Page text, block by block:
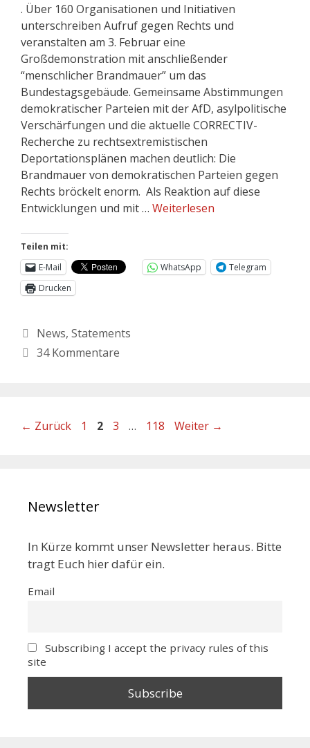
. Über 160 Organisationen und Initiativen
unterschreiben Aufruf gegen Rechts und
veranstalten am 3. Februar eine
Großdemonstration mit anschließender
“menschlicher Brandmauer” um das
Bundestagsgebäude. Gemeinsame Abstimmungen
demokratischer Parteien mit der AfD, asylpolitische
Verschärfungen und die aktuelle CORRECTIV-
Recherche zu rechtsextremistischen
Deportationsplänen machen deutlich: Die
Brandmauer von demokratischen Parteien gegen
Rechts bröckelt enorm. Als Reaktion auf diese
Entwicklungen und mit … Weiterlesen
Teilen mit:
E-Mail
WhatsApp
Telegram
Drucken
News, Statements
34 Kommentare
← Zurück 1 2 3 … 118 Weiter →
Newsletter
In Kürze kommt unser Newsletter heraus. Bitte
tragt Euch hier dafür ein.
Email
Subscribing I accept the privacy rules of this
site